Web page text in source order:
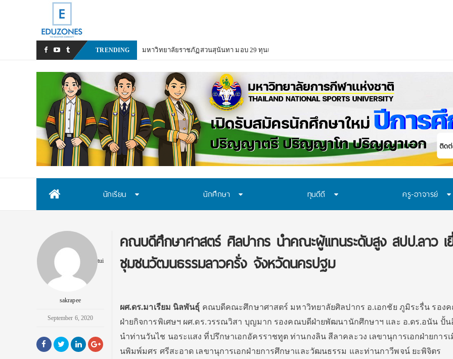
TRENDING
มหาวิทยาลัยราชภัฏสวนสุนันทา มอบ 29 ทุนแบบต่อเนื่องตลอดหลักสูตร สนับสนุนเยาวชนเรียนจนจบ สร้างโอก
นักเรียน นักศึกษา ทุนดีดี ครู-อาจารย์
tui
sakrapee
September 6, 2020
คณบดีศึกษาศาสตร์ ศิลปากร นำคณะผู้แทนระดับสูง สปป.ลาว เ
ชุมชนวัฒนธรรมลาวครั่ง จังหวัดนครปฐม
ผศ.ดร.มาเรียม นิลพันธุ์ คณบดีคณะศึกษาศาสตร์ มหาวิทยาลัยศิลปากร อ.เอกชัย ภูมิระรื่น รอง
ฝ่ายกิจการพิเศษฯ ผศ.ดร.วรรณวิสา บุญมาก รองคณบดีฝ่ายพัฒนานักศึกษาฯ และ อ.ดร.อนัน ปั้น
นำท่านวันไช นอระแสง ที่ปรึกษาเอกอัครราชทูต ท่านกงลิน สีลาคละวง เลขานุการเอกฝ่ายการเ
นพิมพ์มศร ศรีสะอาด เลขานุการเอกฝ่ายการศึกษาและวัฒนธรรม และท่านกาวีพจน์ ยะพิจิตร